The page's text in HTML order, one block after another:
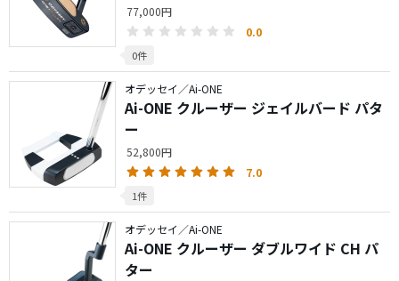
77,000円
0.0
0件
オデッセイ／Ai-ONE
Ai-ONE クルーザー ジェイルバード パタ
ー
52,800円
7.0
1件
オデッセイ／Ai-ONE
Ai-ONE クルーザー ダブルワイド CH パ
ター